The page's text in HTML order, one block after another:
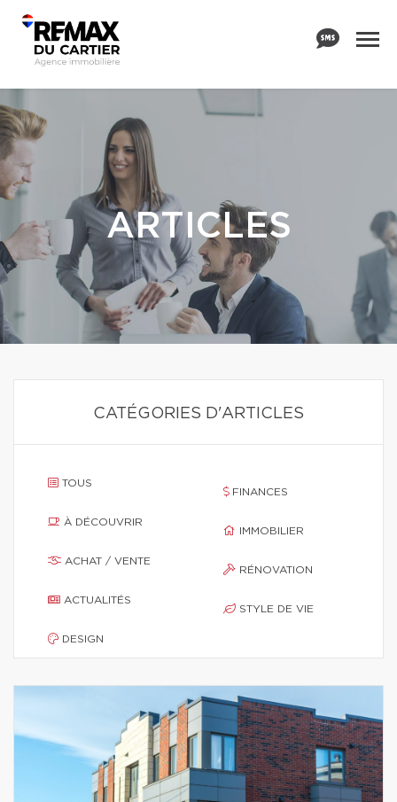
ARTICLES
CATÉGORIES D'ARTICLES
TOUS
À DÉCOUVRIR
ACHAT / VENTE
ACTUALITÉS
DESIGN
FINANCES
IMMOBILIER
RÉNOVATION
STYLE DE VIE